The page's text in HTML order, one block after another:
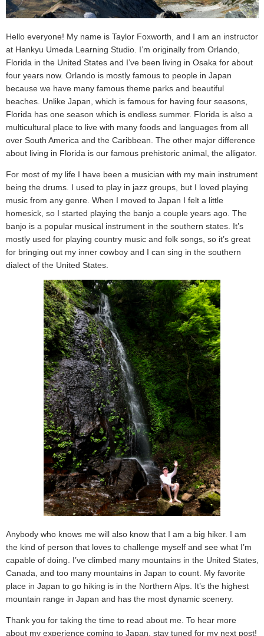
Hello everyone! My name is Taylor Foxworth, and I am an instructor
at Hankyu Umeda Learning Studio. I’m originally from Orlando,
Florida in the United States and I’ve been living in Osaka for about
four years now. Orlando is mostly famous to people in Japan
because we have many famous theme parks and beautiful
beaches. Unlike Japan, which is famous for having four seasons,
Florida has one season which is endless summer. Florida is also a
multicultural place to live with many foods and languages from all
over South America and the Caribbean. The other major difference
about living in Florida is our famous prehistoric animal, the alligator.
For most of my life I have been a musician with my main instrument
being the drums. I used to play in jazz groups, but I loved playing
music from any genre. When I moved to Japan I felt a little
homesick, so I started playing the banjo a couple years ago. The
banjo is a popular musical instrument in the southern states. It’s
mostly used for playing country music and folk songs, so it’s great
for bringing out my inner cowboy and I can sing in the southern
dialect of the United States.
Anybody who knows me will also know that I am a big hiker. I am
the kind of person that loves to challenge myself and see what I’m
capable of doing. I’ve climbed many mountains in the United States,
Canada, and too many mountains in Japan to count. My favorite
place in Japan to go hiking is in the Northern Alps. It’s the highest
mountain range in Japan and has the most dynamic scenery.
Thank you for taking the time to read about me. To hear more
about my experience coming to Japan, stay tuned for my next post!